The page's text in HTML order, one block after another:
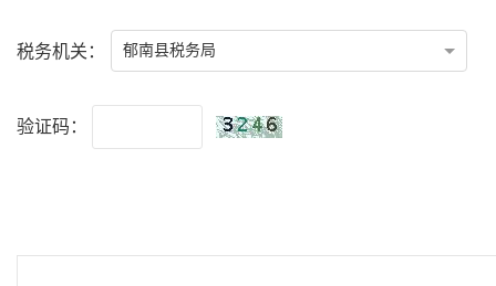
税务机关： 郁南县税务局
验证码：